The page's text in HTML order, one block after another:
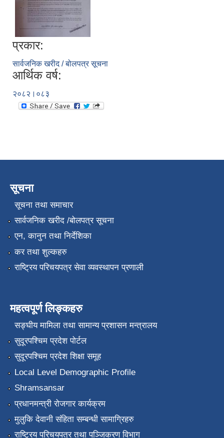
प्रकार:
सार्वजनिक खरीद / बोलपत्र सूचना
आर्थिक वर्ष:
२०८२।०८३
सूचना
सूचना तथा समाचार
सार्वजनिक खरीद /बोलपत्र सूचना
एन, कानुन तथा निर्देशिका
कर तथा शुल्कहरु
राष्ट्रिय परिचयपत्र सेवा व्यवस्थापन प्रणाली
महत्वपूर्ण लिङ्कहरु
सङ्‍घीय मामिला तथा सामान्य प्रशासन मन्त्रालय
सुदूरपश्चिम प्रदेश पोर्टल
सुदूरपश्चिम प्रदेश शिक्षा समूह
Local Level Demographic Profile
Shramsansar
प्रधानमन्त्री रोजगार कार्यक्रम
मुलुकि देवानी संहिता सम्बन्धी सामाग्रिहरु
राष्ट्रिय परिचयपत्र तथा पञ्जिकरण विभाग